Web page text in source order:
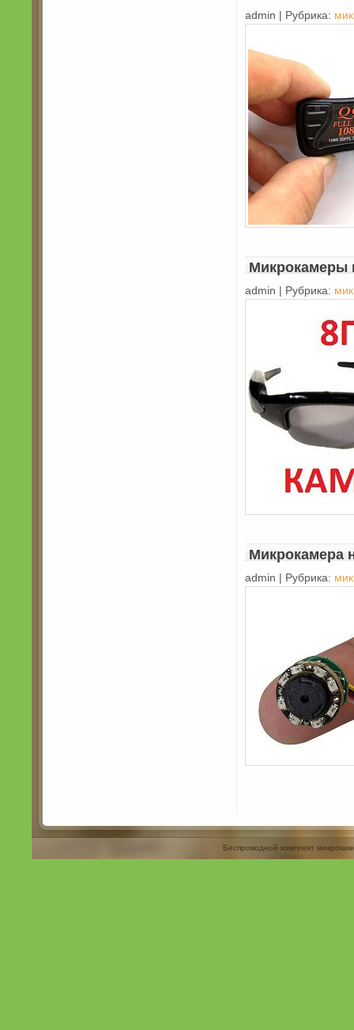
admin | Рубрика:
Микрокамеры
admin | Рубрика:
Микрокамера
admin | Рубрика:
Беспроводной комплект